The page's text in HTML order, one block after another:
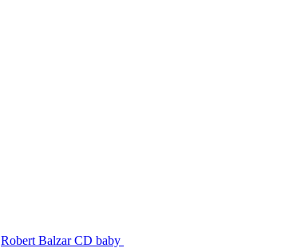
Robert Balzar CD baby